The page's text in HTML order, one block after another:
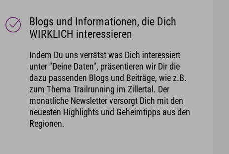
Blogs und Informationen, die Dich
WIRKLICH interessieren
Indem Du uns verrätst was Dich interessiert
unter "Deine Daten", präsentieren wir Dir die
dazu passenden Blogs und Beiträge, wie z.B.
zum Thema Trailrunning im Zillertal. Der
monatliche Newsletter versorgt Dich mit den
neuesten Highlights und Geheimtipps aus den
Regionen.